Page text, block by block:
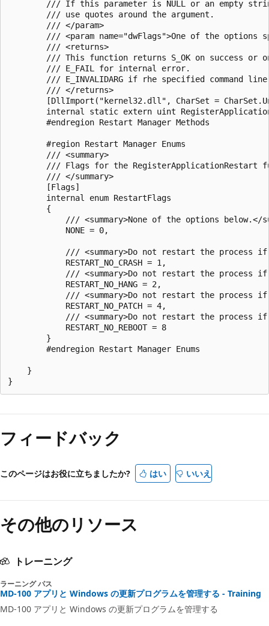
/// If this parameter is NULL or an empty
        /// use quotes around the argument.
        /// </param>
/// <param name="dwFlags">One of the options
        /// <returns>
/// This function returns S_OK on success or
        /// E_FAIL for internal error.
/// E_INVALIDARG if rhe specified command
        /// </returns>
[DllImport("kernel32.dll", CharSet =
internal static extern uint
        #endregion Restart Manager Methods
        #region Restart Manager Enums
        /// <summary>
/// Flags for the RegisterApplicationRestart
        /// </summary>
        [Flags]
        internal enum RestartFlags
        {
/// <summary>None of the options below.</
            NONE = 0,
/// <summary>Do not restart the process
            RESTART_NO_CRASH = 1,
/// <summary>Do not restart the process
            RESTART_NO_HANG = 2,
/// <summary>Do not restart the process
            RESTART_NO_PATCH = 4,
/// <summary>Do not restart the process
            RESTART_NO_REBOOT = 8
        }
        #endregion Restart Manager Enums
    }
フィードバック
このページはお役に立ちましたか? はい いいえ
その他のリソース
トレーニング
ラーニング パス
MD-100 アプリと Windows の更新プログラムを管理する - Training
MD-100 アプリと Windows の更新プログラムを管理する